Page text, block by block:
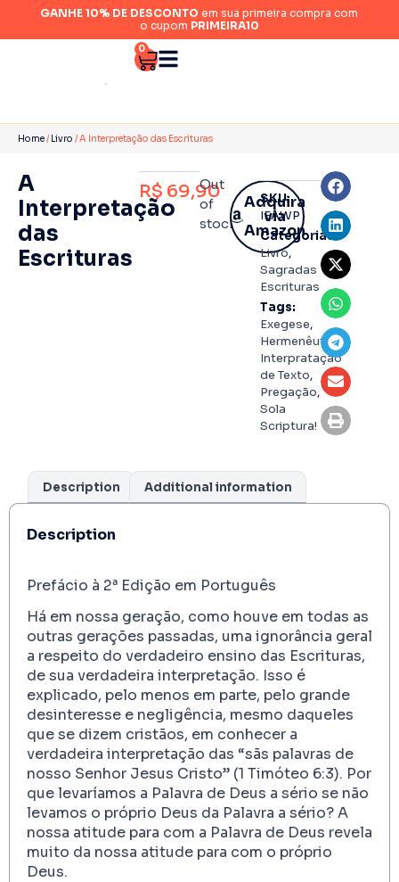
GANHE 10% DE DESCONTO em sua primeira compra com
o cupom PRIMEIRA10
0
Home/ Livro / A Interpretação das Escrituras
A
Interpretação
das
Escrituras
R$ 69,90
Out
of
stock
Adquira
via
Amazon
SKU:
IEAWP
Categorias:
Livro,
Sagradas
Escrituras
Tags:
Exegese,
Hermenêutica,
Interpratação
de Texto,
Pregação,
Sola
Scriptura!
Description Additional information
Description
Prefácio à 2ª Edição em Português
Há em nossa geração, como houve em todas as
outras gerações passadas, uma ignorância geral
a respeito do verdadeiro ensino das Escrituras,
de sua verdadeira interpretação. Isso é
explicado, pelo menos em parte, pelo grande
desinteresse e negligência, mesmo daqueles
que se dizem cristãos, em conhecer a
verdadeira interpretação das “sãs palavras de
nosso Senhor Jesus Cristo” (1 Timóteo 6:3). Por
que levaríamos a Palavra de Deus a sério se não
levamos o próprio Deus da Palavra a sério? A
nossa atitude para com a Palavra de Deus revela
muito da nossa atitude para com o próprio
Deus.